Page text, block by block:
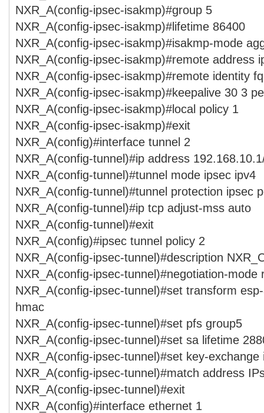
NXR_A(config-ipsec-isakmp)#group 5
NXR_A(config-ipsec-isakmp)#lifetime 86400
NXR_A(config-ipsec-isakmp)#isakmp-mode
NXR_A(config-ipsec-isakmp)#remote address
NXR_A(config-ipsec-isakmp)#remote identity
NXR_A(config-ipsec-isakmp)#keepalive 30 3
NXR_A(config-ipsec-isakmp)#local policy 1
NXR_A(config-ipsec-isakmp)#exit
NXR_A(config)#interface tunnel 2
NXR_A(config-tunnel)#ip address
NXR_A(config-tunnel)#tunnel mode ipsec ipv4
NXR_A(config-tunnel)#tunnel protection ipsec
NXR_A(config-tunnel)#ip tcp adjust-mss auto
NXR_A(config-tunnel)#exit
NXR_A(config)#ipsec tunnel policy 2
NXR_A(config-ipsec-tunnel)#description
NXR_A(config-ipsec-tunnel)#negotiation-mode
NXR_A(config-ipsec-tunnel)#set transform
hmac
NXR_A(config-ipsec-tunnel)#set pfs group5
NXR_A(config-ipsec-tunnel)#set sa lifetime
NXR_A(config-ipsec-tunnel)#set key-exchange
NXR_A(config-ipsec-tunnel)#match address
NXR_A(config-ipsec-tunnel)#exit
NXR_A(config)#interface ethernet 1